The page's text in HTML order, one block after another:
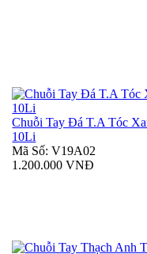
Chuỗi Tay Đá T.A Tóc
10Li
Mã Số: V19A02
1.200.000 VNĐ